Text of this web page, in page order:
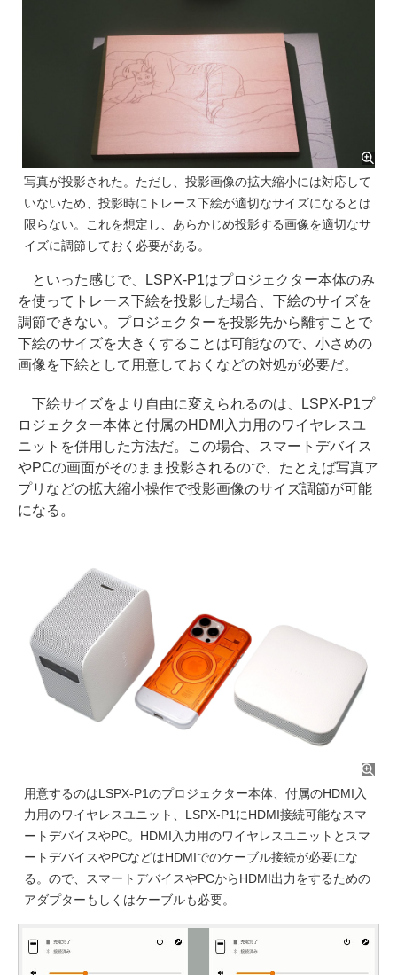
写真が投影された。ただし、投影画像の拡大縮小には対応して
いないため、投影時にトレース下絵が適切なサイズになるとは
限らない。これを想定し、あらかじめ投影する画像を適切なサ
イズに調節しておく必要がある。
といった感じで、LSPX-P1はプロジェクター本体のみ
を使ってトレース下絵を投影した場合、下絵のサイズを
調節できない。プロジェクターを投影先から離すことで
下絵のサイズを大きくすることは可能なので、小さめの
画像を下絵として用意しておくなどの対処が必要だ。
下絵サイズをより自由に変えられるのは、LSPX-P1プ
ロジェクター本体と付属のHDMI入力用のワイヤレスユ
ニットを併用した方法だ。この場合、スマートデバイス
やPCの画面がそのまま投影されるので、たとえば写真ア
プリなどの拡大縮小操作で投影画像のサイズ調節が可能
になる。
用意するのはLSPX-P1のプロジェクター本体、付属のHDMI入
力用のワイヤレスユニット、LSPX-P1にHDMI接続可能なスマ
ートデバイスやPC。HDMI入力用のワイヤレスユニットとスマ
ートデバイスやPCなどはHDMIでのケーブル接続が必要にな
る。ので、スマートデバイスやPCからHDMI出力をするための
アダプターもしくはケーブルも必要。